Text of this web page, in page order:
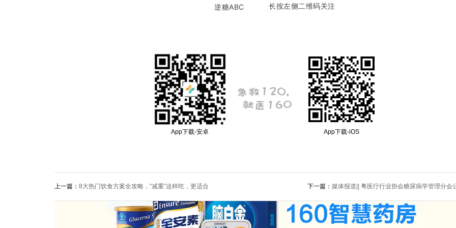
逆糖ABC 长按左侧二维码关注
App下载-安卓 App下载-iOS
上一篇： 8大热门饮食方案全攻略，“减重”这样吃，更适合 下一篇： 媒体报道|| 粤医疗行业协会糖尿病学管理分会